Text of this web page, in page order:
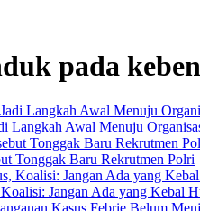
pada
Langkah Awal Menuju
Tonggak Baru Rekrutmen Polri
Jangan Ada yang Kebal